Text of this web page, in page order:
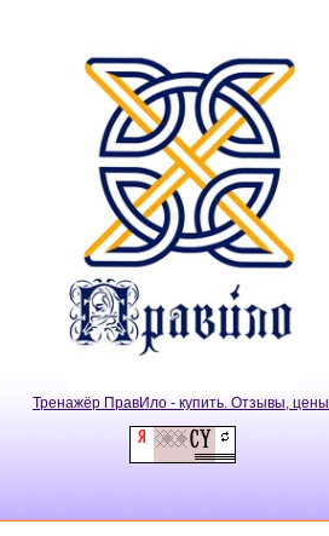
Тренажёр ПравИло - купить. Отзывы, цены.